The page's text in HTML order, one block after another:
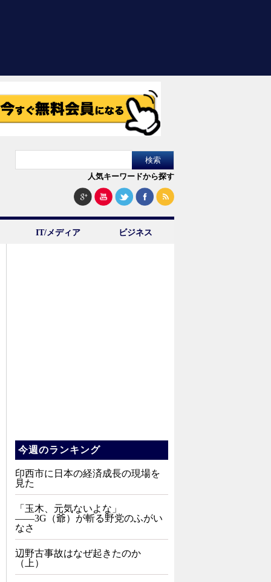
人気キーワードから探す
IT/メディア ビジネス
今週のランキング
印西市に日本の経済成長の現場を
見た
「玉木、元気ないよな」
――3G（爺）が斬る野党のふがい
なさ
辺野古事故はなぜ起きたのか
（上）